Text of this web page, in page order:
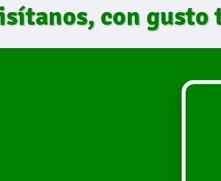
con